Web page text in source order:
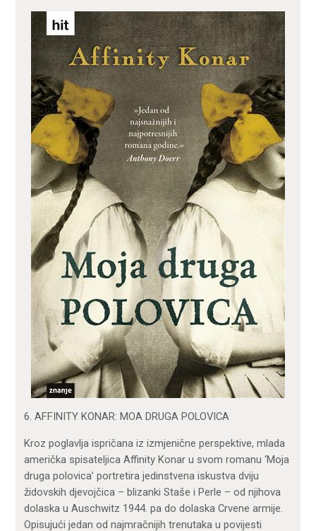
6. AFFINITY KONAR: MOA DRUGA POLOVICA
Kroz poglavlja ispričana iz izmjenične perspektive, mlada
američka spisateljica Affinity Konar u svom romanu ‘Moja
druga polovica’ portretira jedinstvena iskustva dviju
židovskih djevojčica – blizanki Staše i Perle – od njihova
dolaska u Auschwitz 1944. pa do dolaska Crvene armije.
Opisujući jedan od najmračnijih trenutaka u povijesti